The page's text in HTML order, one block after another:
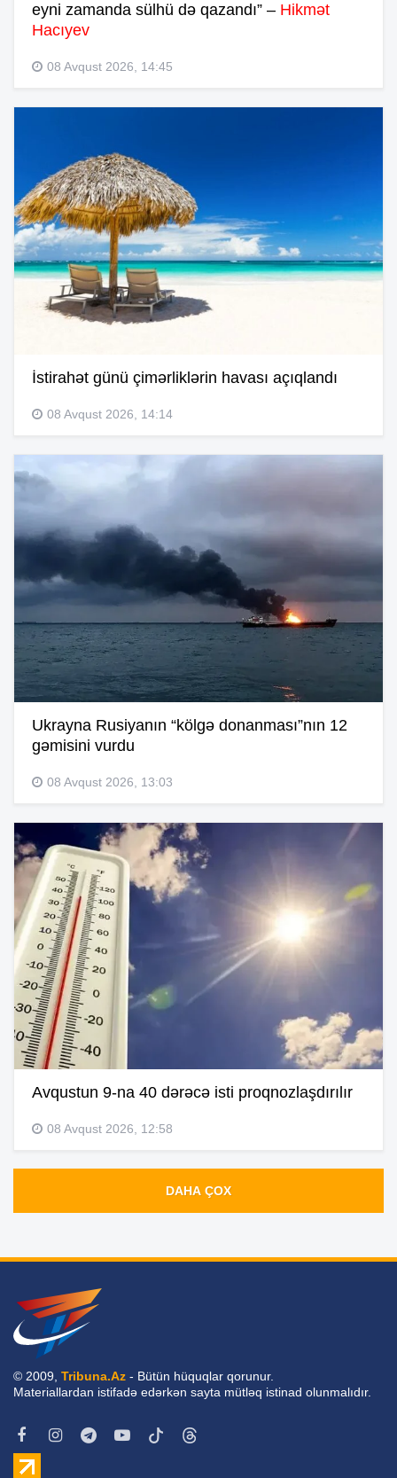
eyni zamanda sülhü də qazandı” – Hikmət
Hacıyev
08 Avqust 2026, 14:45
İstirahət günü çimərliklərin havası açıqlandı
08 Avqust 2026, 14:14
Ukrayna Rusiyanın “kölgə donanması”nın 12
gəmisini vurdu
08 Avqust 2026, 13:03
Avqustun 9-na 40 dərəcə isti proqnozlaşdırılır
08 Avqust 2026, 12:58
DAHA ÇOX
© 2009, Tribuna.Az - Bütün hüquqlar qorunur.
Materiallardan istifadə edərkən sayta mütləq istinad olunmalıdır.